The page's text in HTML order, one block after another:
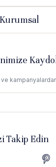
Kurumsal
Takip Edin